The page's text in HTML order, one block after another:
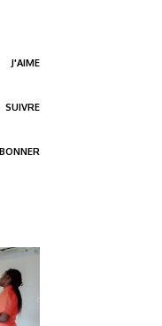
J'AIME
SUIVRE